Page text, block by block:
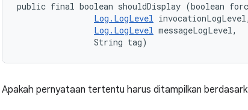
public final boolean shouldDisplay (boolean
Log.LogLevel
Log.LogLevel messageLogLevel,
                String tag)
Apakah pernyataan tertentu harus ditampilkan